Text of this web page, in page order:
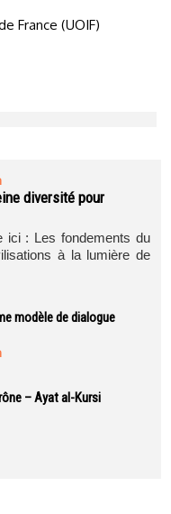
France (UOIF)
diversité pour
ici : Les fondements du
à la lumière de
modèle de dialogue
– Ayat al-Kursi